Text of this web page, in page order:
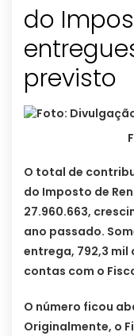
do
previsto
O total de
do Imposto de
27.960.663,
ano passado.
entrega, 792,3
contas com o
O número ficou
Originalmente, o